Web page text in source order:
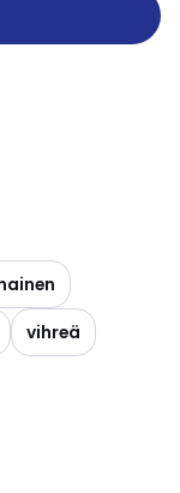
vihreä